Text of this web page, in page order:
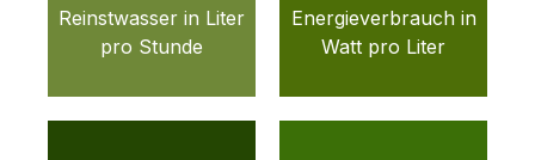
Reinstwasser in Liter
pro Stunde
Energieverbrauch in
Watt pro Liter